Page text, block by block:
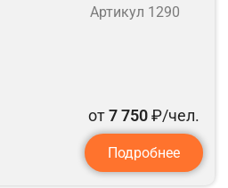
Артикул 1290
от7 750₽/чел.
Подробнее